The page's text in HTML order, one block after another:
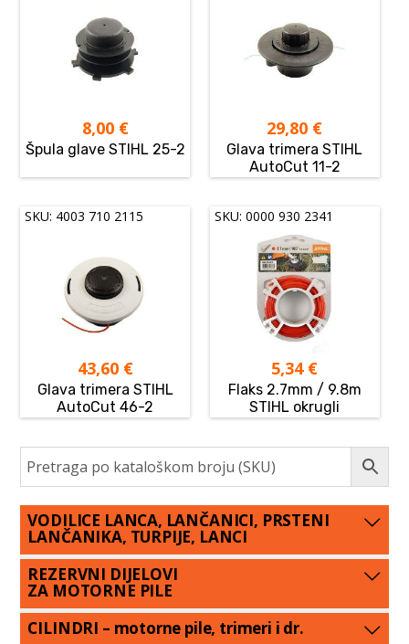
8,00 €
Špula glave STIHL 25-2
29,80 €
Glava trimera STIHL
AutoCut 11-2
SKU: 4003 710 2115
43,60 €
Glava trimera STIHL
AutoCut 46-2
SKU: 0000 930 2341
5,34 €
Flaks 2.7mm / 9.8m
STIHL okrugli
VODILICE LANCA, LANČANICI, PRSTENI
LANČANIKA, TURPIJE, LANCI
REZERVNI DIJELOVI
ZA MOTORNE PILE
CILINDRI – motorne pile, trimeri i dr.